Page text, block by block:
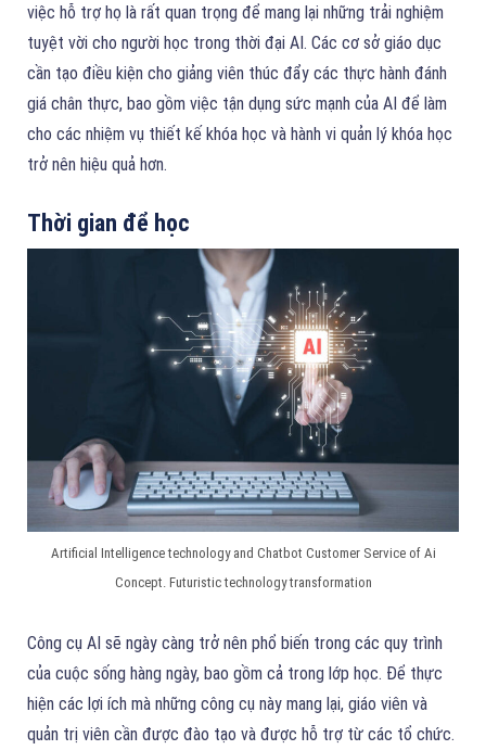
việc hỗ trợ họ là rất quan trọng để mang lại những trải nghiệm
tuyệt vời cho người học trong thời đại AI. Các cơ sở giáo dục
cần tạo điều kiện cho giảng viên thúc đẩy các thực hành đánh
giá chân thực, bao gồm việc tận dụng sức mạnh của AI để làm
cho các nhiệm vụ thiết kế khóa học và hành vi quản lý khóa học
trở nên hiệu quả hơn.
Thời gian để học
Artificial Intelligence technology and Chatbot Customer Service of Ai
Concept. Futuristic technology transformation
Công cụ AI sẽ ngày càng trở nên phổ biến trong các quy trình
của cuộc sống hàng ngày, bao gồm cả trong lớp học. Để thực
hiện các lợi ích mà những công cụ này mang lại, giáo viên và
quản trị viên cần được đào tạo và được hỗ trợ từ các tổ chức.